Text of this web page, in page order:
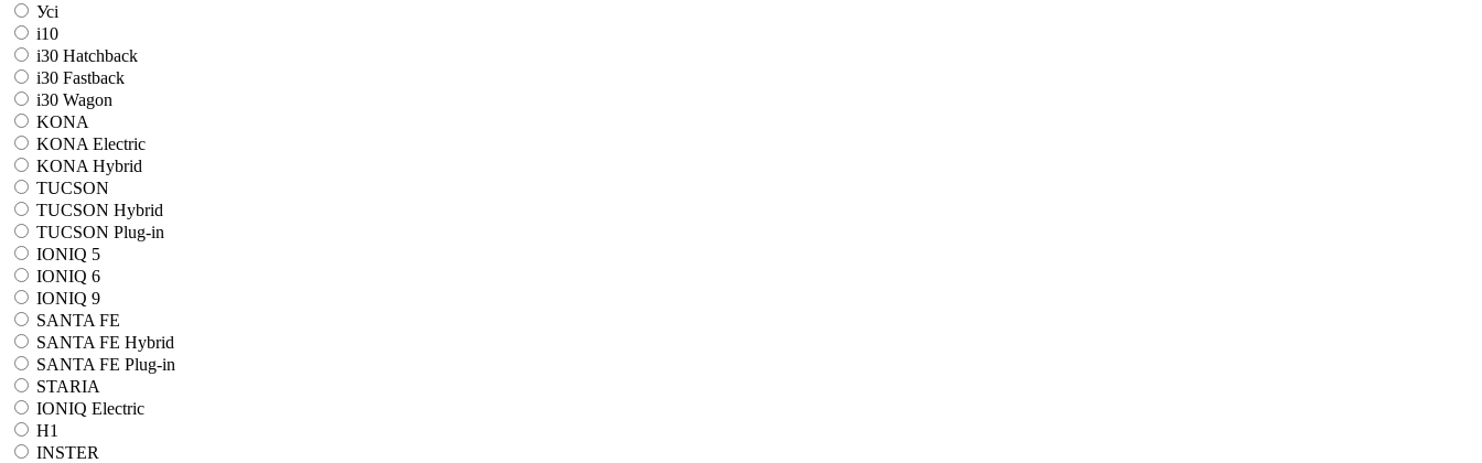
Усі
i10
i30 Hatchback
i30 Fastback
i30 Wagon
KONA
KONA Electric
KONA Hybrid
TUCSON
TUCSON Hybrid
TUCSON Plug-in
IONIQ 5
IONIQ 6
IONIQ 9
SANTA FE
SANTA FE Hybrid
SANTA FE Plug-in
STARIA
IONIQ Electric
H1
INSTER